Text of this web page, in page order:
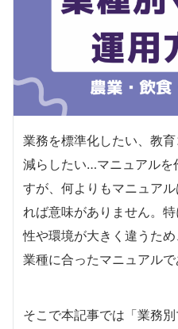
業務を標準化したい、教
減らしたい…マニュアルを
すが、何よりもマニュア
れば意味がありません。
性や環境が大きく違うた
業種に合ったマニュアルで
そこで本記事では「業務